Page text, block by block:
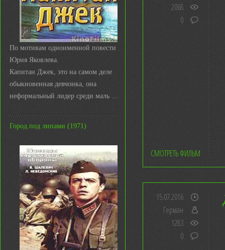
По мотивам одноименной повести
Юрия Яковлева.
Капитан Джек, это на самом деле
обыкновенная девчонка, она
неформальный лидер среди маль ...
Город под липами (1971)
2068
0
СМОТРЕТЬ ФИЛЬМ
15.07.2016
Герман
1283
0